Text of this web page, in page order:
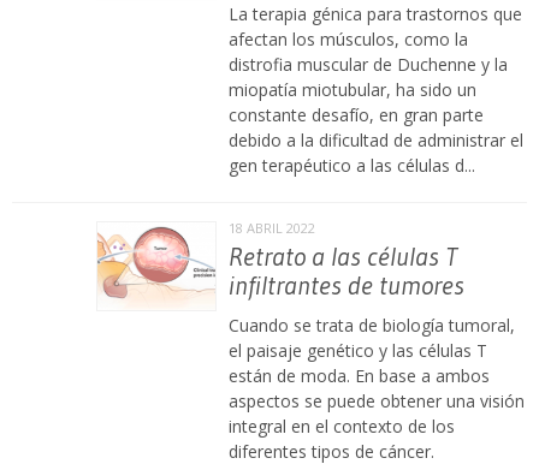
La terapia génica para trastornos que
afectan los músculos, como la
distrofia muscular de Duchenne y la
miopatía miotubular, ha sido un
constante desafío, en gran parte
debido a la dificultad de administrar el
gen terapéutico a las células d...
18 ABRIL 2022
Retrato a las células T
infiltrantes de tumores
Cuando se trata de biología tumoral,
el paisaje genético y las células T
están de moda. En base a ambos
aspectos se puede obtener una visión
integral en el contexto de los
diferentes tipos de cáncer.